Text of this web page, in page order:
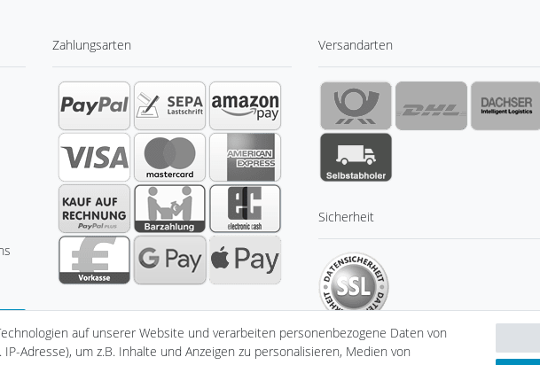
Zahlungsarten Versandarten
Sicherheit
auf unserer Website und verarbeiten personenbezogene Daten von
Adresse), um z.B. Inhalte und Anzeigen zu personalisieren, Medien von